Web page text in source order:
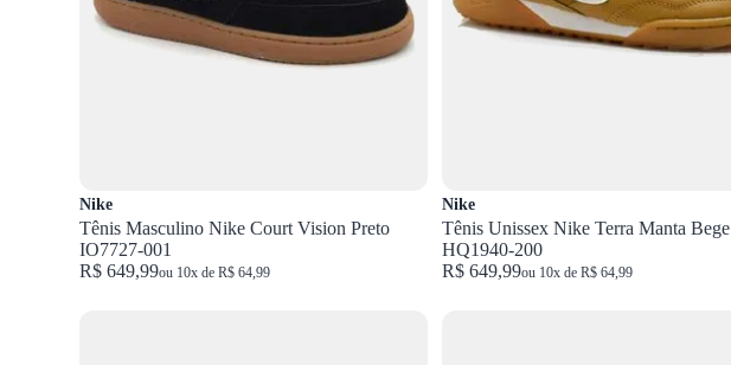
Nike
Tênis Masculino Nike Court Vision Preto
IO7727-001
R$ 649,99ou 10x de R$ 64,99
Nike
Tênis Unissex Nike Terra Manta Bege
HQ1940-200
R$ 649,99ou 10x de R$ 64,99